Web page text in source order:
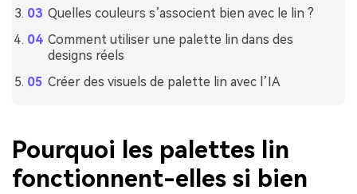
Quelles couleurs s’associent bien avec le lin ?
Comment utiliser une palette lin dans des
designs réels
Créer des visuels de palette lin avec l’IA
Pourquoi les palettes lin
fonctionnent-elles si bien